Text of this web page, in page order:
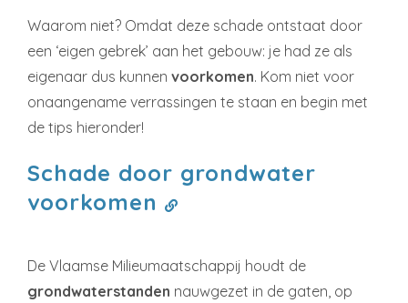
Waarom niet? Omdat deze schade ontstaat door
een ‘eigen gebrek’ aan het gebouw: je had ze als
eigenaar dus kunnen voorkomen. Kom niet voor
onaangename verrassingen te staan en begin met
de tips hieronder!
Schade door grondwater
voorkomen
De Vlaamse Milieumaatschappij houdt de
grondwaterstanden nauwgezet in de gaten, op